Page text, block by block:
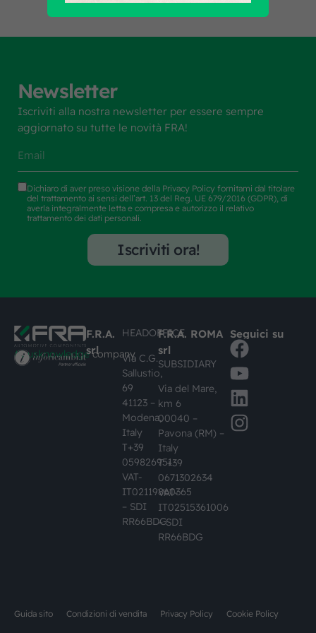
Newsletter
Iscriviti alla nostra newsletter per essere sempre
aggiornato su tutte le novità FRA!
Dichiaro di aver preso visione della Privacy Policy fornitami dal titolare
del trattamento ai sensi dell’art. 13 del Reg. UE 679/2016 (GDPR), di
averla integralmente letta e compresa e autorizzo il relativo
trattamento dei dati personali.
Iscriviti ora!
#busknowledgecompany
F.R.A.
srl
HEADOFFICE
Via C.G.
Sallustio,
69
41123 –
Modena,
Italy
T+39
059826951
VAT-
IT02119860365
– SDI
RR66BDG
F.R.A. ROMA
srl
SUBSIDIARY
Via del Mare,
km 6
00040 –
Pavona (RM) –
Italy
T +39
0671302634
VAT-
IT02515361006
– SDI
RR66BDG
Seguici su
Guida sito Condizioni di vendita Privacy Policy Cookie Policy